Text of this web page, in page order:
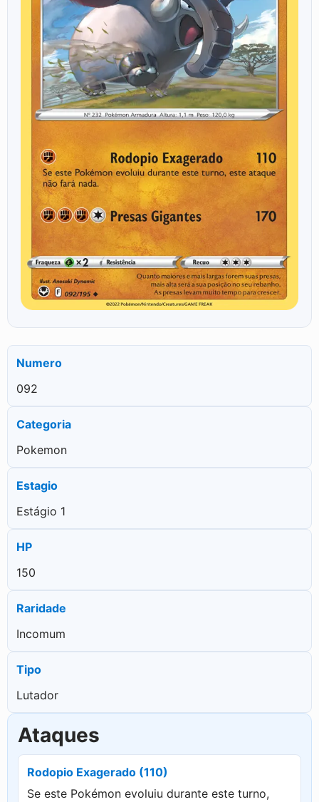
Numero
092
Categoria
Pokemon
Estagio
Estágio 1
HP
150
Raridade
Incomum
Tipo
Lutador
Ataques
Rodopio Exagerado (110)
Se este Pokémon evoluiu durante este turno,